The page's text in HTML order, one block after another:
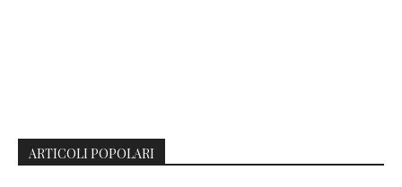
ARTICOLI POPOLARI